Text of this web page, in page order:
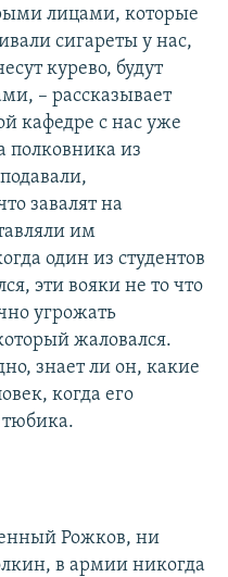
лицами, которые
сигареты у нас,
курево, будут
– рассказывает
кафедре с нас уже
полковника из
завалят на
им
один из студентов
эти вояки не то что
угрожать
жаловался.
знает ли он, какие
когда его
тюбика.
Рожков, ни
в армии никогда